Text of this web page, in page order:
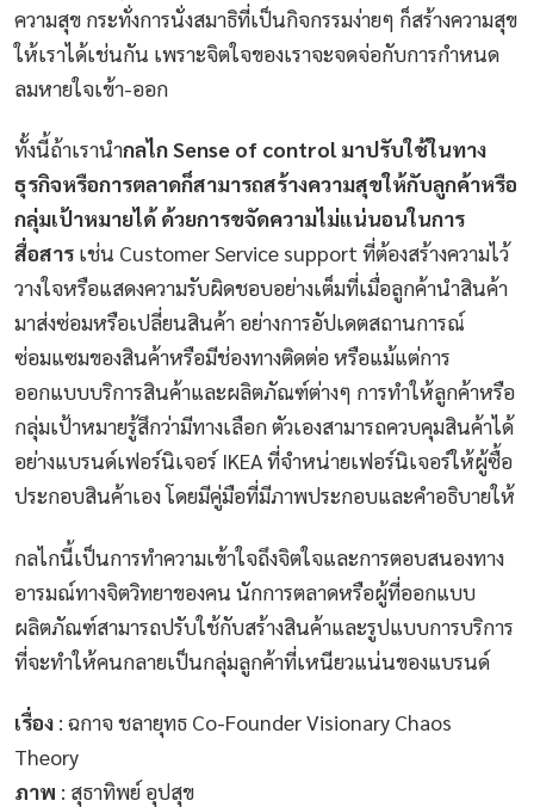
ความสุข กระทั่งการนั่งสมาธิที่เป็นกิจกรรมง่ายๆ ก็สร้างความสุข
ให้เราได้เช่นกัน เพราะจิตใจของเราจะจดจ่อกับการกำหนด
ลมหายใจเข้า-ออก
ทั้งนี้ถ้าเรานำกลไก Sense of control มาปรับใช้ในทาง
ธุรกิจหรือการตลาดก็สามารถสร้างความสุขให้กับลูกค้าหรือ
กลุ่มเป้าหมายได้ ด้วยการขจัดความไม่แน่นอนในการ
สื่อสาร เช่น Customer Service support ที่ต้องสร้างความไว้
วางใจหรือแสดงความรับผิดชอบอย่างเต็มที่เมื่อลูกค้านำสินค้า
มาส่งซ่อมหรือเปลี่ยนสินค้า อย่างการอัปเดตสถานการณ์
ซ่อมแซมของสินค้าหรือมีช่องทางติดต่อ หรือแม้แต่การ
ออกแบบบริการสินค้าและผลิตภัณฑ์ต่างๆ การทำให้ลูกค้าหรือ
กลุ่มเป้าหมายรู้สึกว่ามีทางเลือก ตัวเองสามารถควบคุมสินค้าได้
อย่างแบรนด์เฟอร์นิเจอร์ IKEA ที่จำหน่ายเฟอร์นิเจอร์ให้ผู้ซื้อ
ประกอบสินค้าเอง โดยมีคู่มือที่มีภาพประกอบและคำอธิบายให้
กลไกนี้เป็นการทำความเข้าใจถึงจิตใจและการตอบสนองทาง
อารมณ์ทางจิตวิทยาของคน นักการตลาดหรือผู้ที่ออกแบบ
ผลิตภัณฑ์สามารถปรับใช้กับสร้างสินค้าและรูปแบบการบริการ
ที่จะทำให้คนกลายเป็นกลุ่มลูกค้าที่เหนียวแน่นของแบรนด์
เรื่อง : ฉกาจ ชลายุทธ Co-Founder Visionary Chaos
Theory
ภาพ : สุธาทิพย์ อุปสุข